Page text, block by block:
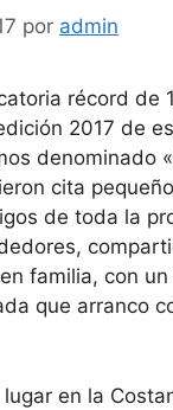
por admin
récord de
2017 de
denominado
cita
de toda la
familia, con
que arranco
en la